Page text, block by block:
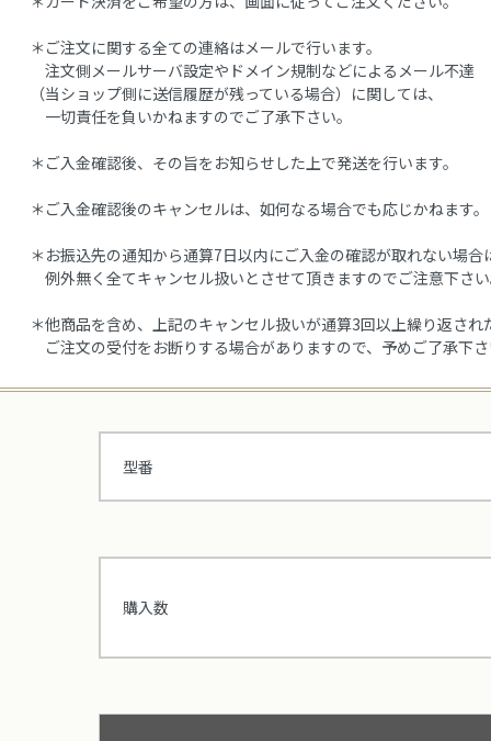
＊ご注文に関する全ての連絡はメールで行います。
注文側メールサーバ設定やドメイン規制などによるメール不達
（当ショップ側に送信履歴が残っている場合）に関しては、
一切責任を負いかねますのでご了承下さい。
＊ご入金確認後、その旨をお知らせした上で発送を行います。
＊ご入金確認後のキャンセルは、如何なる場合でも応じかねます。
＊お振込先の通知から通算7日以内にご入金の確認が取れない場合
例外無く全てキャンセル扱いとさせて頂きますのでご注意下さ
＊他商品を含め、上記のキャンセル扱いが通算3回以上繰り返され
ご注文の受付をお断りする場合がありますので、予めご了承下
型番
購入数